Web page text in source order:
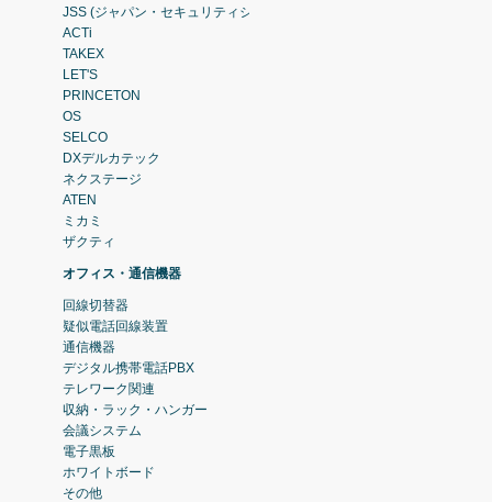
JSS (ジャパン・セキュリティシステム)
ACTi
TAKEX
LET'S
PRINCETON
OS
SELCO
DXデルカテック
ネクステージ
ATEN
ミカミ
ザクティ
オフィス・通信機器
回線切替器
疑似電話回線装置
通信機器
デジタル携帯電話PBX
テレワーク関連
収納・ラック・ハンガー
会議システム
電子黒板
ホワイトボード
その他